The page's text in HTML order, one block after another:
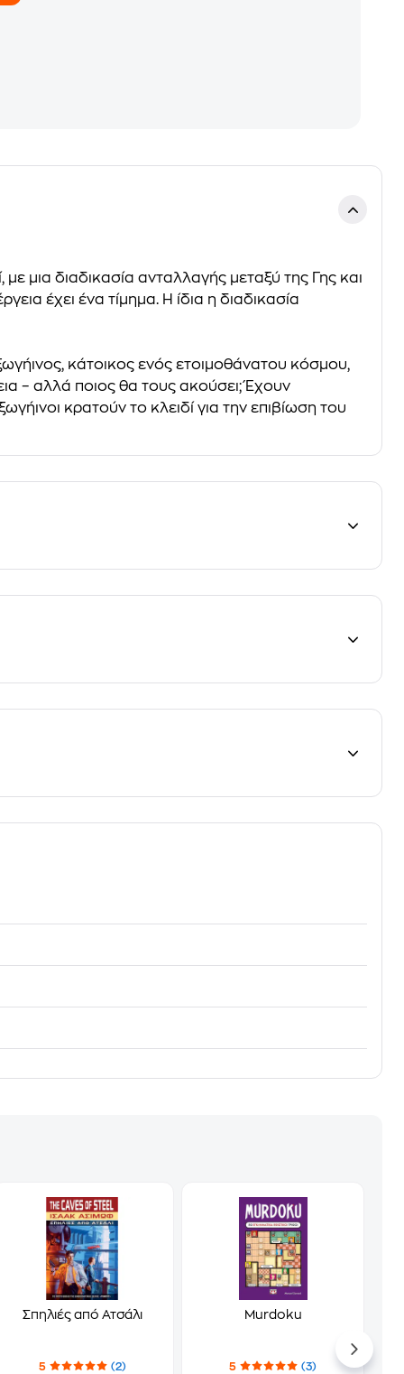
μια διαδικασία ανταλλαγής μεταξύ της Γης και
έχει ένα τίμημα. Η ίδια η διαδικασία
κάτοικος ενός ετοιμοθάνατου κόσμου,
– αλλά ποιος θα τους ακούσει; Έχουν
κρατούν το κλειδί για την επιβίωση του
Σπηλιές από Ατσάλι
5
(2)
Murdoku
5
(3)